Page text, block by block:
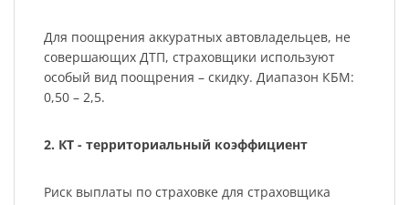
Для поощрения аккуратных автовладельцев, не
совершающих ДТП, страховщики используют
особый вид поощрения – скидку. Диапазон КБМ:
0,50 – 2,5.
2. КТ - территориальный коэффициент
Риск выплаты по страховке для страховщика